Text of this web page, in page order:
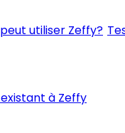
utiliser Zeffy?
à Zeffy